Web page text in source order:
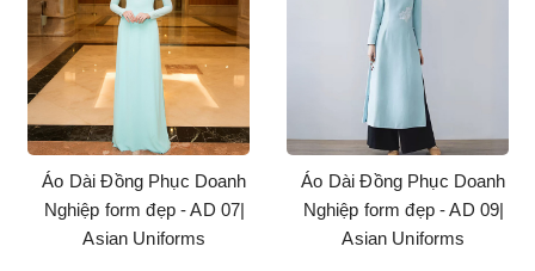
Áo Dài Đồng Phục Doanh
Nghiệp form đẹp - AD 07|
Asian Uniforms
Áo Dài Đồng Phục Doanh
Nghiệp form đẹp - AD 09|
Asian Uniforms